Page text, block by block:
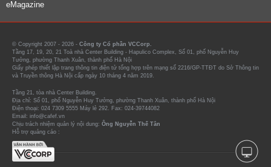
eMagazine
© Copyright 2007 - 2026 - Công ty Cổ phần VCCorp.
Tầng 17, 19, 20, 21 Toà nhà Center Building - Hapulico Complex, Số 01, phố Nguyễn Huy
Tưởng, phường Thanh Xuân, thành phố Hà Nội
Giấy phép thiết lập trang thông tin điện tử tổng hợp trên mạng số 2216/GP-TTĐT do Sở Thông tin
và Truyền thông Hà Nội cấp ngày 10 tháng 4 năm 2019.
Tầng 21, tòa nhà Center Building.
Địa chỉ: Số 01, phố Nguyễn Huy Tưởng, phường Thanh Xuân, thành phố Hà Nội
Điện thoại: 024 7309 5555 Máy lẻ 292. Fax: 024-39744082
Email: info@cafef.vn
Chịu trách nhiệm quản lý nội dung: Ông Nguyễn Thế Tân
Hỗ trợ quảng cáo :